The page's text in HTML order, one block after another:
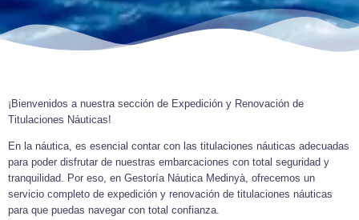
¡Bienvenidos a nuestra sección de Expedición y Renovación de
Titulaciones Náuticas!
En la náutica, es esencial contar con las titulaciones náuticas adecuadas
para poder disfrutar de nuestras embarcaciones con total seguridad y
tranquilidad. Por eso, en Gestoría Náutica Medinyà, ofrecemos un
servicio completo de expedición y renovación de titulaciones náuticas
para que puedas navegar con total confianza.